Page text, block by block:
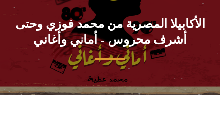
الأكابيلا المصرية من محمد فوزي وحتى
أشرف محروس – أماني وأغاني